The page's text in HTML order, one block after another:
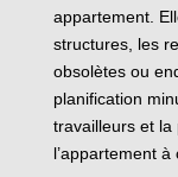
appartement.
structures, les
obsolètes ou
planification
travailleurs et la
l’appartement à